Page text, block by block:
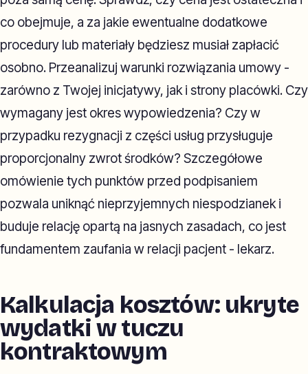
co obejmuje, a za jakie ewentualne dodatkowe
procedury lub materiały będziesz musiał zapłacić
osobno. Przeanalizuj warunki rozwiązania umowy -
zarówno z Twojej inicjatywy, jak i strony placówki. Czy
wymagany jest okres wypowiedzenia? Czy w
przypadku rezygnacji z części usług przysługuje
proporcjonalny zwrot środków? Szczegółowe
omówienie tych punktów przed podpisaniem
pozwala uniknąć nieprzyjemnych niespodzianek i
buduje relację opartą na jasnych zasadach, co jest
fundamentem zaufania w relacji pacjent - lekarz.
Kalkulacja kosztów: ukryte
wydatki w tuczu
kontraktowym